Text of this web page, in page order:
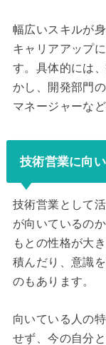
幅広いスキルが
キャリアアップ
す。具体的には
かし、開発部門
マネージャーな
技術営業に向
技術営業として
が向いているの
もとの性格が大
積んだり、意識
のもあります。
向いている人の
せず、今の自分